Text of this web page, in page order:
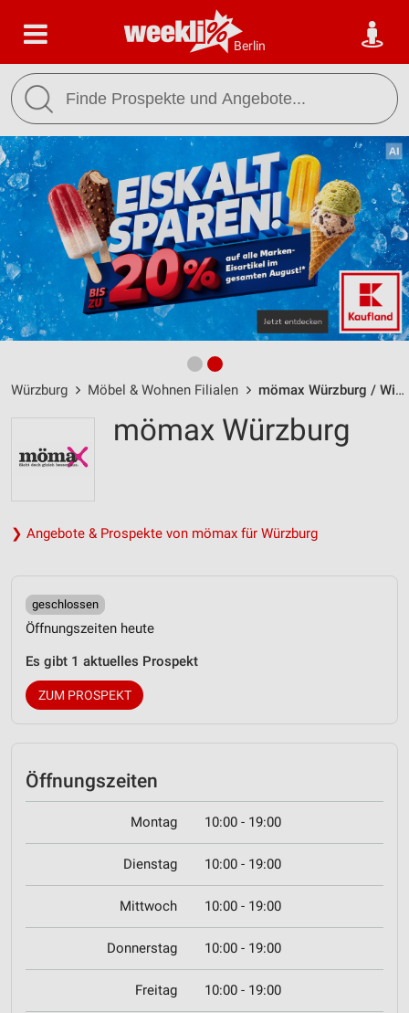
Berlin
Würzburg Möbel & Wohnen Filialen mömax Würzburg / Wiesenweg 12 - Öffnungszeiten & Adresse
mömax Würzburg
❯ Angebote & Prospekte von mömax für Würzburg
geschlossen
Öffnungszeiten heute
Es gibt 1 aktuelles Prospekt
ZUM PROSPEKT
Öffnungszeiten
Montag 10:00 - 19:00
Dienstag 10:00 - 19:00
Mittwoch 10:00 - 19:00
Donnerstag 10:00 - 19:00
Freitag 10:00 - 19:00